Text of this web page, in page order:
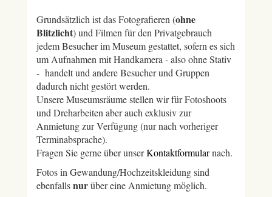
Grundsätzlich ist das Fotografieren (ohne
Blitzlicht) und Filmen für den Privatgebrauch
jedem Besucher im Museum gestattet, sofern es sich
um Aufnahmen mit Handkamera - also ohne Stativ
- handelt und andere Besucher und Gruppen
dadurch nicht gestört werden.
Unsere Museumsräume stellen wir für Fotoshoots
und Dreharbeiten aber auch exklusiv zur
Anmietung zur Verfügung (nur nach vorheriger
Terminabsprache).
Fragen Sie gerne über unserKontaktformularnach.
Fotos in Gewandung/Hochzeitskleidung sind
ebenfallsnurüber eine Anmietung möglich.